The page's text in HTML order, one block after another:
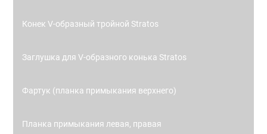
Конек V-образный тройной Stratos
Заглушка для V-образного конька Stratos
Фартук (планка примыкания верхнего)
Планка примыкания левая, правая